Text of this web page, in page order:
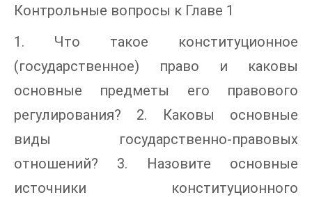
Контрольные вопросы к Главе 1
1. Что такое конституционное
(государственное) право и каковы
основные предметы его правового
регулирования? 2. Каковы основные
виды государственно-правовых
отношений? 3. Назовите основные
источники конституционного